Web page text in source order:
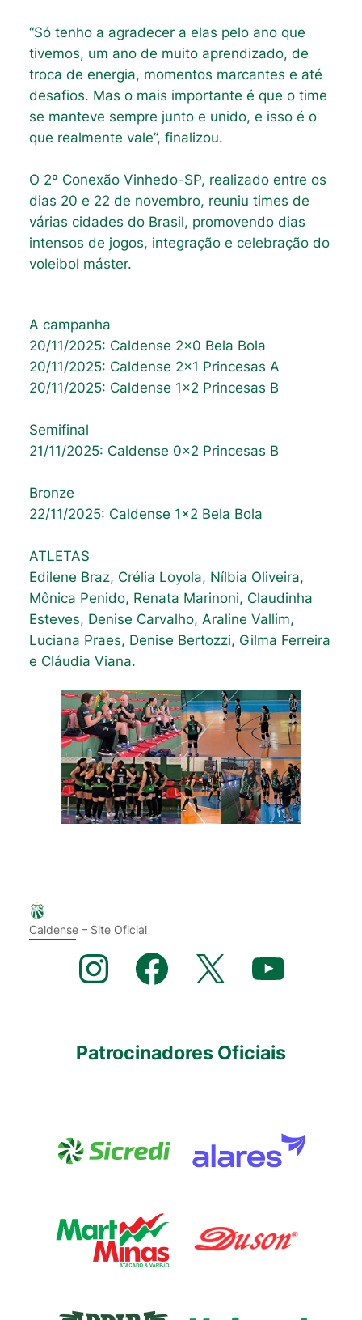
“Só tenho a agradecer a elas pelo ano que
tivemos, um ano de muito aprendizado, de
troca de energia, momentos marcantes e até
desafios. Mas o mais importante é que o time
se manteve sempre junto e unido, e isso é o
que realmente vale”, finalizou.
O 2º Conexão Vinhedo-SP, realizado entre os
dias 20 e 22 de novembro, reuniu times de
várias cidades do Brasil, promovendo dias
intensos de jogos, integração e celebração do
voleibol máster.
A campanha
20/11/2025: Caldense 2×0 Bela Bola
20/11/2025: Caldense 2×1 Princesas A
20/11/2025: Caldense 1×2 Princesas B
Semifinal
21/11/2025: Caldense 0x2 Princesas B
Bronze
22/11/2025: Caldense 1×2 Bela Bola
ATLETAS
Edilene Braz, Crélia Loyola, Nílbia Oliveira,
Mônica Penido, Renata Marinoni, Claudinha
Esteves, Denise Carvalho, Araline Vallim,
Luciana Praes, Denise Bertozzi, Gilma Ferreira
e Cláudia Viana.
Caldense – Site Oficial
Instagram Facebook X YouTube
Patrocinadores Oficiais